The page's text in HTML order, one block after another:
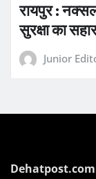
रायपुर : नक्सल
सुरक्षा का
Junior
Dehatpost.com